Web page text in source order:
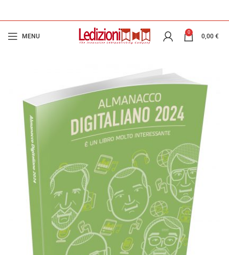
MENU
0
0,00 €